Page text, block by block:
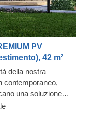
PV
42 m²
della nostra
contemporaneo,
una soluzione
Scopri le
casa in legno
possibilità per le tue
e pietra
un rivestimento